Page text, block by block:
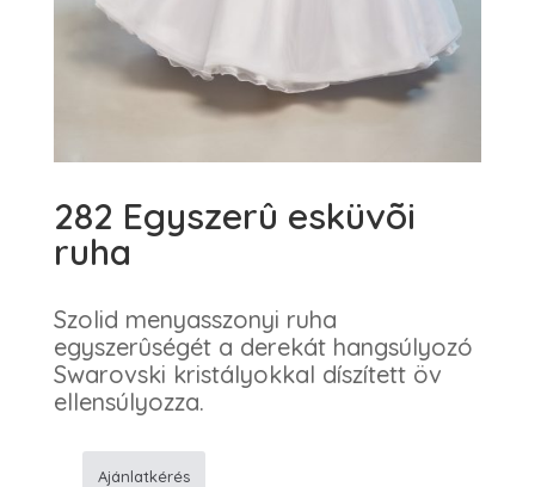
282 Egyszerû esküvõi
ruha
Szolid menyasszonyi ruha
egyszerûségét a derekát hangsúlyozó
Swarovski kristályokkal díszített öv
ellensúlyozza.
Ajánlatkérés